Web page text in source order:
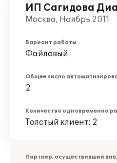
ИП Сагидова
Москва, Ноябрь 2011
Вариант работы
Файловый
Общее число
2
Количество одновременно
Толстый клиент: 2
Партнер, осуществивший